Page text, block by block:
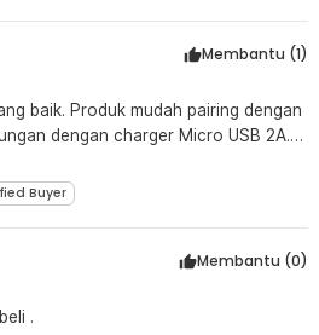
Membantu (1)
baik. Produk mudah pairing dengan
dengan charger Micro USB 2A.
163 treble dan bass sama
kabel aux biasa. Namun jika ada
tidak kedetek, normal. Aku
Semarang ?
Buyer
Membantu (0)
.